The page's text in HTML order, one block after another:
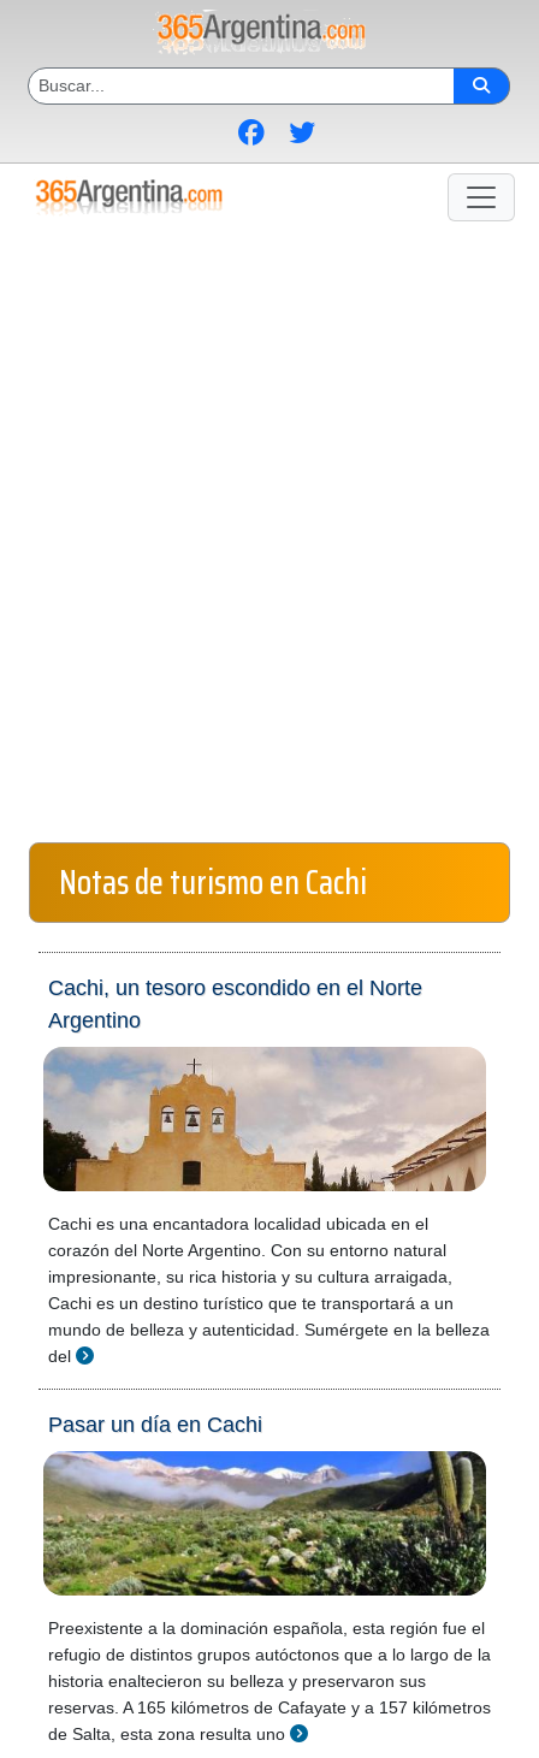
Notas de turismo en Cachi
Cachi, un tesoro escondido en el Norte
Argentino
Cachi es una encantadora localidad ubicada en el
corazón del Norte Argentino. Con su entorno natural
impresionante, su rica historia y su cultura arraigada,
Cachi es un destino turístico que te transportará a un
mundo de belleza y autenticidad. Sumérgete en la belleza
del
Pasar un día en Cachi
Preexistente a la dominación española, esta región fue el
refugio de distintos grupos autóctonos que a lo largo de la
historia enaltecieron su belleza y preservaron sus
reservas. A 165 kilómetros de Cafayate y a 157 kilómetros
de Salta, esta zona resulta uno